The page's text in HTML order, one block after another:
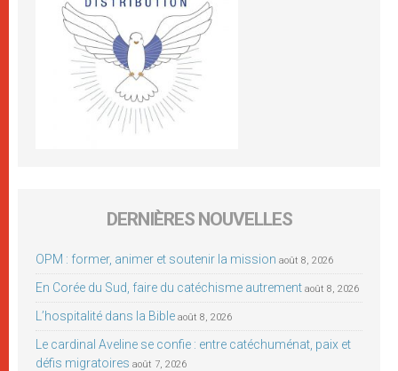
DERNIÈRES NOUVELLES
OPM : former, animer et soutenir la mission août 8, 2026
En Corée du Sud, faire du catéchisme autrement août 8, 2026
L’hospitalité dans la Bible août 8, 2026
Le cardinal Aveline se confie : entre catéchuménat, paix et
défis migratoires août 7, 2026